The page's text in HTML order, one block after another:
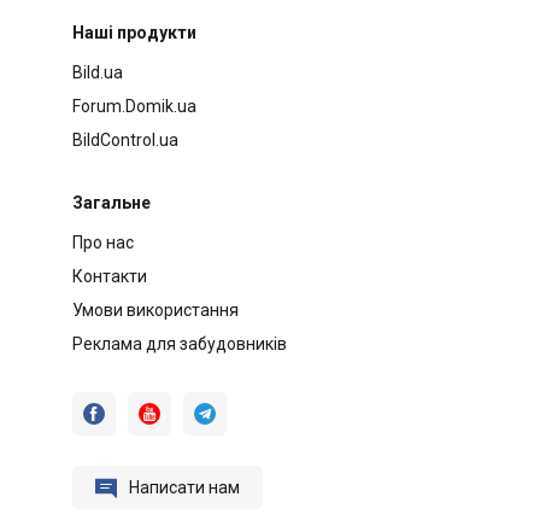
Наші продукти
Bild.ua
Forum.Domik.ua
BildControl.ua
Загальне
Про нас
Контакти
Умови використання
Реклама для забудовників
  
 Написати нам